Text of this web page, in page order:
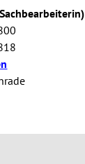
Sachbearbeiterin)